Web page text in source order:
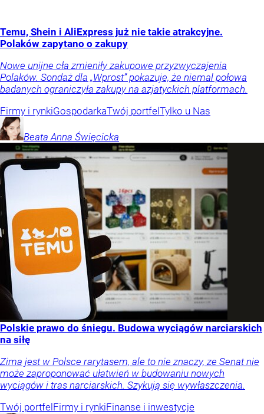
Temu, Shein i AliExpress już nie takie atrakcyjne.
Polaków zapytano o zakupy
Nowe unijne cła zmieniły zakupowe przyzwyczajenia
Polaków. Sondaż dla „Wprost” pokazuje, że niemal połowa
badanych ograniczyła zakupy na azjatyckich platformach.
Firmy i rynkiGospodarkaTwój portfel Tylko u Nas
Beata Anna Święcicka
Polskie prawo do śniegu. Budowa wyciągów narciarskich
na siłę
Zima jest w Polsce rarytasem, ale to nie znaczy, ze Senat nie
może zaproponować ułatwień w budowaniu nowych
wyciągów i tras narciarskich. Szykują się wywłaszczenia.
Twój portfel Firmy i rynkiFinanse i inwestycje